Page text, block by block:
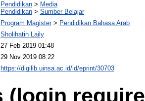
Pendidikan > Media
Pendidikan > Sumber Belajar
Program Magister> Pendidikan Bahasa Arab
Sholihatin Laily
27 Feb 2019 01:48
29 Nov 2019 08:22
https://digilib.uinsa.ac.id/id/eprint/30703
(login